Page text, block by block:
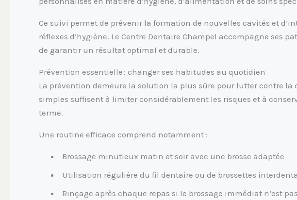
Ce suivi permet de prévenir la formation de nouvelles cavités et
réflexes d’hygiène. Le Centre Dentaire Champel accompagne ses
de garantir un résultat optimal et durable.
Prévention essentielle : changer ses habitudes au quotidien
La prévention demeure la solution la plus sûre pour lutter contre la
simples suffisent à limiter considérablement les risques et à
terme.
Une routine efficace comprend notamment :
Brossage minutieux matin et soir avec une brosse adaptée
Utilisation régulière du fil dentaire ou de brossettes
Rinçage après chaque repas si le brossage immédiat n’est